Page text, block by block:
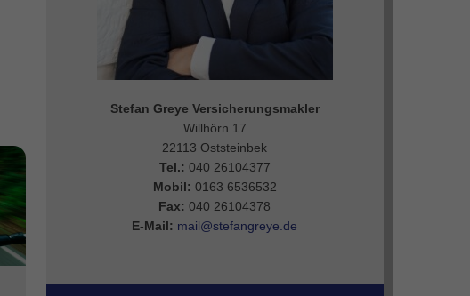
Stefan Greye Versicherungsmakler
Willhörn 17
22113 Oststeinbek
Tel.: 040 26104377
Mobil: 0163 6536532
Fax: 040 26104378
E-Mail: mail@stefangreye.de